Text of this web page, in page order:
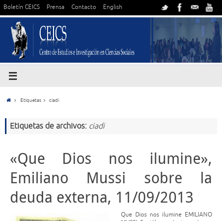
Boletín CEICS Prensa Contacto English
Etiquetas ciadi
Etiquetas de archivos: ciadi
«Que Dios nos ilumine»,
Emiliano Mussi sobre la
deuda externa, 11/09/2013
Que Dios nos ilumine EMILIANO